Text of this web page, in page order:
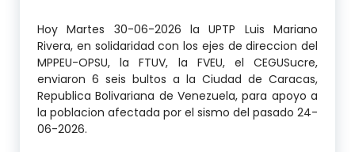
Hoy Martes 30-06-2026 la UPTP Luis Mariano
Rivera, en solidaridad con los ejes de direccion del
MPPEU-OPSU, la FTUV, la FVEU, el CEGUSucre,
enviaron 6 seis bultos a la Ciudad de Caracas,
Republica Bolivariana de Venezuela, para apoyo a
la poblacion afectada por el sismo del pasado 24-
06-2026.